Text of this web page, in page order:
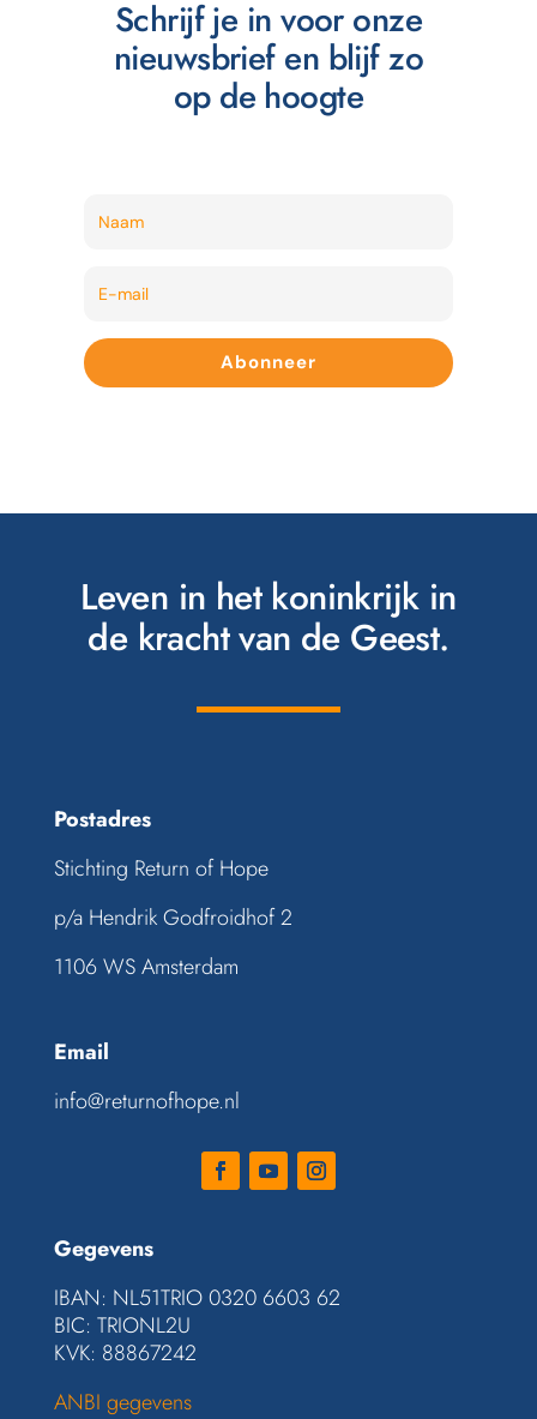
Schrijf je in voor onze
nieuwsbrief en blijf zo
op de hoogte
Abonneer
Leven in het koninkrijk in
de kracht van de Geest.
Postadres
Stichting Return of Hope
p/a Hendrik Godfroidhof 2
1106 WS Amsterdam
Email
info@returnofhope.nl
Gegevens
IBAN: NL51TRIO 0320 6603 62
BIC: TRIONL2U
KVK: 88867242
ANBI gegevens